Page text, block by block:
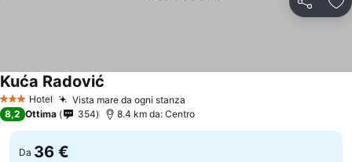
Condividi
3 StelleHotel Vista mare da ogni stanza
Kuća Radović
8,2 Ottima 354 8.4 km da: Centro
Da 36 €